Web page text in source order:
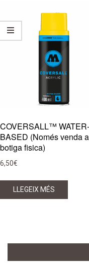
COVERSALL™ WATER-
BASED (Només venda
botiga fisica)
6,50€
LLEGEIX MÉS